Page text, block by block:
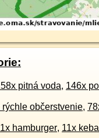
pitná voda, 146x
rýchle občerstvenie,
hamburger, 11x